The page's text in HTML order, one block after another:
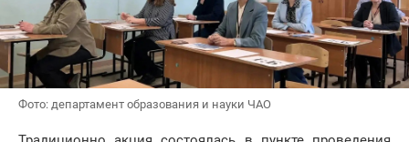
Фото: департамент образования и науки ЧАО